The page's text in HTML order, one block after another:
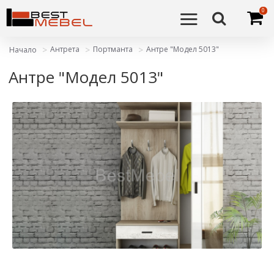
0
Начало Антрета Портманта Антре "Модел 5013"
Антре "Модел 5013"